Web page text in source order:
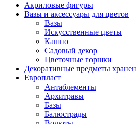
Акриловые фигуры
Вазы и аксессуары для цветов
Вазы
Искусственные цветы
Кашпо
Садовый декор
Цветочные горшки
Декоративные предметы
Европласт
Антаблементы
Архитравы
Базы
Балюстрады